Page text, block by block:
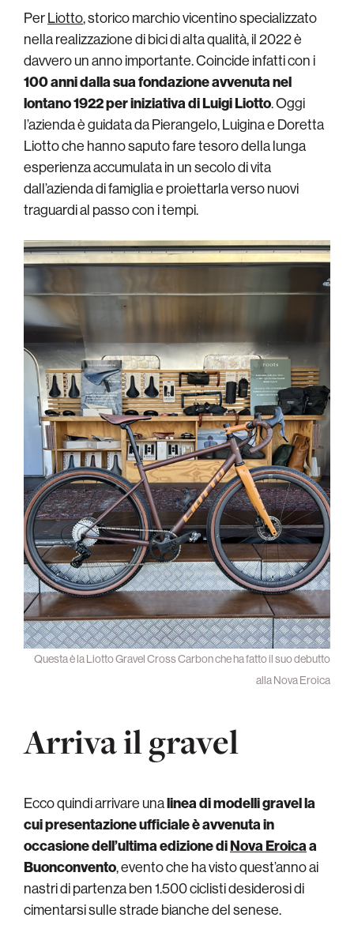
PerLiotto, storico marchio vicentino specializzato
nella realizzazione di bici di alta qualità, il 2022 è
davvero un anno importante. Coincide infatti con i
100 anni dalla sua fondazione avvenuta nel
lontano 1922 per iniziativa di Luigi Liotto. Oggi
l’azienda è guidata da Pierangelo, Luigina e Doretta
Liotto che hanno saputo fare tesoro della lunga
esperienza accumulata in un secolo di vita
dall’azienda di famiglia e proiettarla verso nuovi
traguardi al passo con i tempi.
Questa è la Liotto Gravel Cross Carbon che ha fatto il suo debutto
alla Nova Eroica
Arriva il gravel
Ecco quindi arrivare unalinea di modelli gravel la
cui presentazione ufficiale è avvenuta in
occasione dell’ultima edizione diNova Eroicaa
Buonconvento, evento che ha visto quest’anno ai
nastri di partenza ben 1.500 ciclisti desiderosi di
cimentarsi sulle strade bianche del senese.